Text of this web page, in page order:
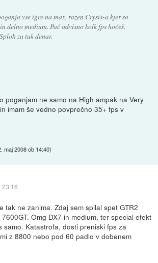
vse igre na max, razen Crysis-a kjer so
delno medium. Pač odvisno kolk fps hočeš.
za tak denar.
poganjam ne samo na High ampak na Very
imam še vedno povprečno 35+ fps v
maj 2008 ob 14:40)
23:16
tak ne zanima. Zdaj sem spilal spet GTR2
Omg DX7 in medium, ter special efekt
samo. Katastrofa, dosti preniski fps za
z 8800 nebo pod 60 padlo v dobenem